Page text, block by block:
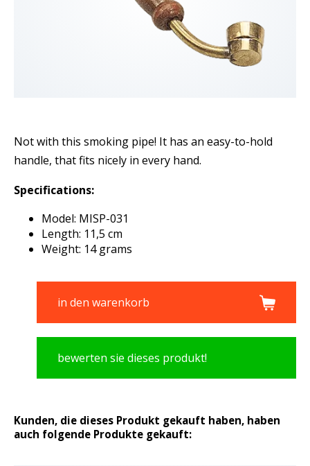
Not with this smoking pipe! It has an easy-to-hold
handle, that fits nicely in every hand.
Specifications:
Model: MISP-031
Length: 11,5 cm
Weight: 14 grams
in den warenkorb
bewerten sie dieses produkt!
Kunden, die dieses Produkt gekauft haben, haben
auch folgende Produkte gekauft: